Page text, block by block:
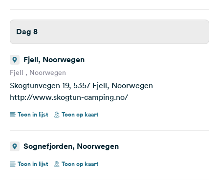
Dag 8
Fjell, Noorwegen
Fjell , Noorwegen
Skogtunvegen 19, 5357 Fjell, Noorwegen
http://www.skogtun-camping.no/
Toon in lijst Toon op kaart
Sognefjorden, Noorwegen
Toon in lijst Toon op kaart